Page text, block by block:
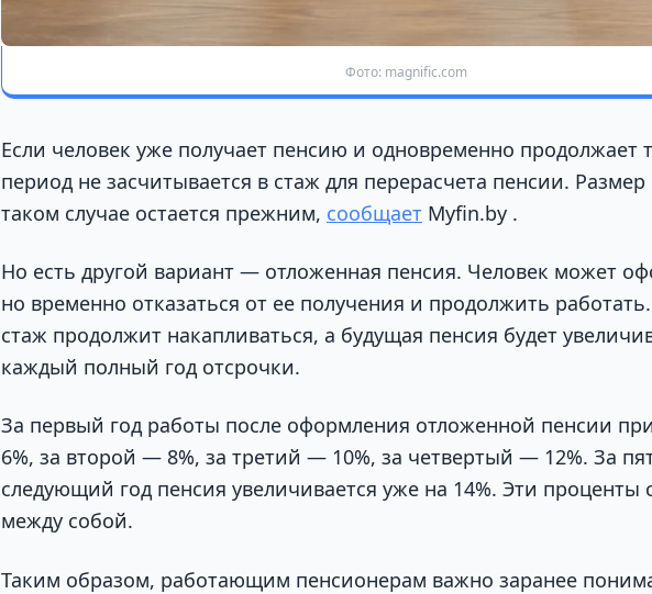
Фото: magnific.com
Если человек уже получает пенсию и одновременно продолжает
период не засчитывается в стаж для перерасчета пенсии.
таком случае остается прежним, сообщает Myfin.by .
Но есть другой вариант — отложенная пенсия. Человек может
но временно отказаться от ее получения и продолжить
стаж продолжит накапливаться, а будущая пенсия будет
каждый полный год отсрочки.
За первый год работы после оформления отложенной пенсии
6%, за второй — 8%, за третий — 10%, за четвертый — 12%. За
следующий год пенсия увеличивается уже на 14%. Эти проценты
между собой.
Таким образом, работающим пенсионерам важно заранее